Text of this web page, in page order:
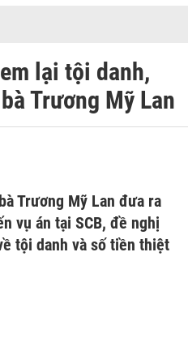
lại tội danh,
Trương Mỹ Lan
Trương Mỹ Lan đưa ra
vụ án tại SCB, đề nghị
tội danh và số tiền thiệt